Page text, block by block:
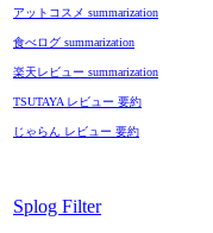
アットコスメ summarization
食べログ summarization
楽天レビュー summarization
TSUTAYA レビュー 要約
じゃらん レビュー 要約
Splog Filter